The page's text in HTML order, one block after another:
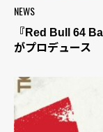
NEWS
『Red Bull 64
がプロデュース